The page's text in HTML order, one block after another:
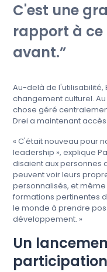
C'est une
rapport à ce
avant.
Au-delà de l'utilisabilité,
changement culturel.
chose géré
Drei a maintenant
« C'était nouveau pour
leadership », explique
disaient aux personnes
peuvent voir leurs
personnalisés, et
formations pertinentes
le monde à prendre
développement. »
Un
participation